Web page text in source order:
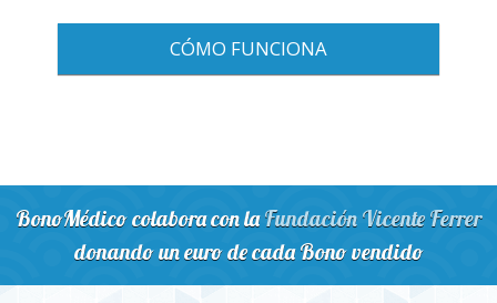
CÓMO FUNCIONA
BonoMédico colabora con laFundación Vicente Ferrer
donando un euro de cada Bono vendido